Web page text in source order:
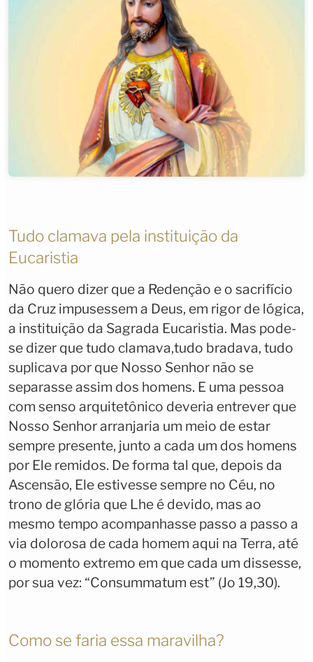
Tudo clamava pela instituição da
Eucaristia
Não quero dizer que a Redenção e o sacrifício
da Cruz impusessem a Deus, em rigor de lógica,
a instituição da Sagrada Eucaristia. Mas pode-
se dizer que tudo clamava,tudo bradava, tudo
suplicava por que Nosso Senhor não se
separasse assim dos homens. E uma pessoa
com senso arquitetônico deveria entrever que
Nosso Senhor arranjaria um meio de estar
sempre presente, junto a cada um dos homens
por Ele remidos. De forma tal que, depois da
Ascensão, Ele estivesse sempre no Céu, no
trono de glória que Lhe é devido, mas ao
mesmo tempo acompanhasse passo a passo a
via dolorosa de cada homem aqui na Terra, até
o momento extremo em que cada um dissesse,
por sua vez: “Consummatum est” (Jo 19,30).
Como se faria essa maravilha?